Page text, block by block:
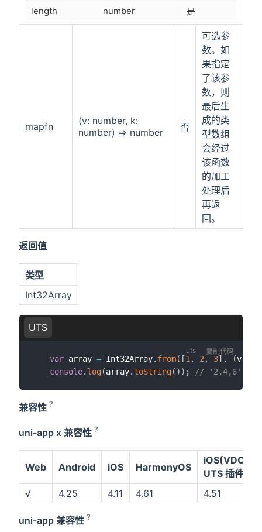
length
number 是
mapfn
(v: number, k:
number) => number
否
可选参
数。如
果指定
了该参
数，则
最后生
成的类
型数组
会经过
该函数
的加工
处理后
再返
回。
返回值
类型
Int32Array
UTS
var array = Int32Array. from( [1 , 2 , 3] , (v
console. log(array. toString( ) ) ; // '2,4,6'
复制代码
兼容性 ?
uni-app x 兼容性 ?
Web Android iOS HarmonyOS
iOS(VDOM)
UTS 插件
√
4.25 4.11 4.61 4.51
uni-app 兼容性 ?